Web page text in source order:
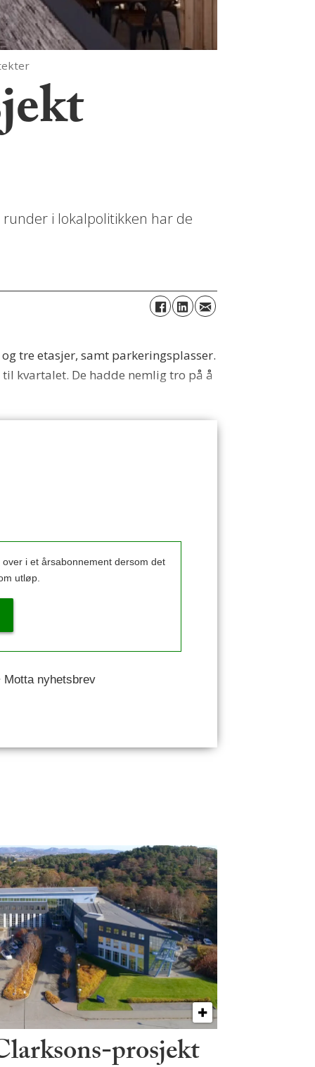
i lokalpolitikken har de
tre etasjer, samt parkeringsplasser.
kvartalet. De hadde nemlig tro på å
i et årsabonnement dersom det
utløp.
Motta nyhetsbrev
prosjekt